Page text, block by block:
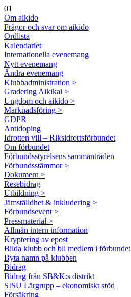
01
Om aikido
Frågor och svar om aikido
Ordlista
Kalendariet
Internationella evenemang
Nytt evenemang
Ändra evenemang
Klubbadministration >
Gradering Aikikai >
Ungdom och aikido >
Marknadsföring >
GDPR
Antidoping
Idrotten vill – Riksidrottsförbundet
Om förbundet
Förbundsstyrelsens sammanträden
Förbundsstämmor >
Dokument >
Resebidrag
Utbildning >
Jämställdhet & inkludering >
Förbundsevent >
Pressmaterial >
Allmän intern information
Kryptering av epost
Bilda klubb och bli medlem i förbundet
Byta namn på klubben
Bidrag
Bidrag från SB&K:s distrikt
SISU Lärgrupp – ekonomiskt stöd
Försäkring